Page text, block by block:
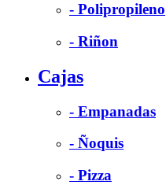
- Polipropileno
- Riñon
Cajas
- Empanadas
- Ñoquis
- Pizza